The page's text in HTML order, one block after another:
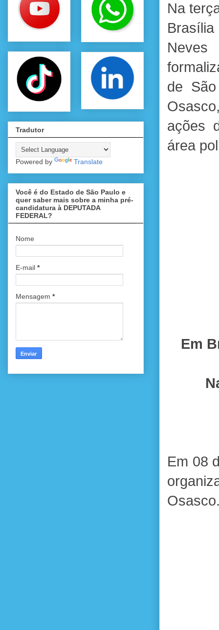
Na
de
ações
área
Em
Em 08
Tradutor
Powered by Translate
Você é do Estado de São Paulo e
quer saber mais sobre a minha pré-
candidatura à DEPUTADA
FEDERAL?
Nome
E-mail *
Mensagem *